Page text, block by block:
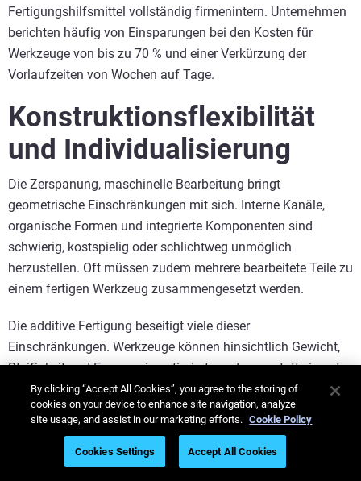
Fertigungshilfsmittel vollständig firmenintern. Unternehmen
berichten häufig von Einsparungen bei den Kosten für
Werkzeuge von bis zu 70 % und einer Verkürzung der
Vorlaufzeiten von Wochen auf Tage.
Konstruktionsflexibilität
und Individualisierung
Die Zerspanung, maschinelle Bearbeitung bringt
geometrische Einschränkungen mit sich. Interne Kanäle,
organische Formen und integrierte Komponenten sind
schwierig, kostspielig oder schlichtweg unmöglich
herzustellen. Oft müssen zudem mehrere bearbeitete Teile zu
einem fertigen Werkzeug zusammengesetzt werden.
Die additive Fertigung beseitigt viele dieser
Einschränkungen. Werkzeuge können hinsichtlich Gewicht,
Steifigkeit und Ergonomie optimiert werden, anstatt sie unter
Berücksichtigung subtraktiver Einschränkungen zu
konstruieren. In vielen Fällen lassen sich mehrere
zusammenfassen, wodurch die Montagezeit verkürzt und
potenzielle Fehlerquellen reduziert werden.
By clicking “Accept All Cookies”, you agree to the storing of
cookies on your device to enhance site navigation, analyze
site usage, and assist in our marketing efforts. Cookie Policy
Cookies Settings Accept All Cookies